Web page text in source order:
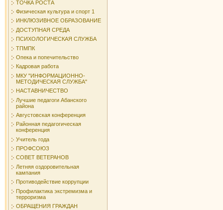
ТОЧКА РОСТА
Физическая культура и спорт 1
ИНКЛЮЗИВНОЕ ОБРАЗОВАНИЕ
ДОСТУПНАЯ СРЕДА
ПСИХОЛОГИЧЕСКАЯ СЛУЖБА
ТПМПК
Опека и попечительство
Кадровая работа
МКУ "ИНФОРМАЦИОННО-
МЕТОДИЧЕСКАЯ СЛУЖБА"
НАСТАВНИЧЕСТВО
Лучшие педагоги Абанского
района
Августовская конференция
Районная педагогическая
конференция
Учитель года
ПРОФСОЮЗ
СОВЕТ ВЕТЕРАНОВ
Летняя оздоровительная
кампания
Противодействие коррупции
Профилактика экстремизма и
терроризма
ОБРАЩЕНИЯ ГРАЖДАН